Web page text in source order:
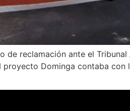
de reclamación ante el
Dominga contaba